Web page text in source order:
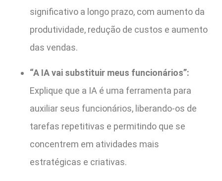
significativo a longo prazo, com aumento da
produtividade, redução de custos e aumento
das vendas.
“A IA vai substituir meus funcionários”:
Explique que a IA é uma ferramenta para
auxiliar seus funcionários, liberando-os de
tarefas repetitivas e permitindo que se
concentrem em atividades mais
estratégicas e criativas.